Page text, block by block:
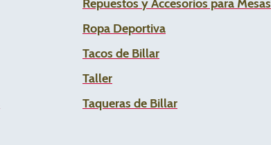
Repuestos y Accesorios para Mesas
Ropa Deportiva
Tacos de Billar
Taller
Taqueras de Billar